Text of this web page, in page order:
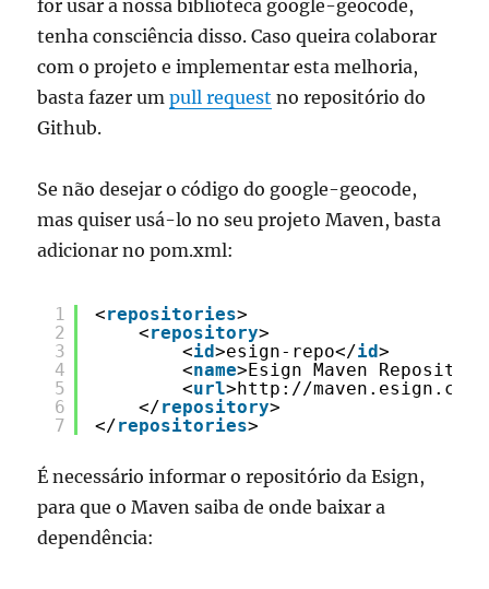
for usar a nossa biblioteca google-geocode,
tenha consciência disso. Caso queira colaborar
com o projeto e implementar esta melhoria,
basta fazer umpull request no repositório do
Github.
Se não desejar o código do google-geocode,
mas quiser usá-lo no seu projeto Maven, basta
adicionar no pom.xml:
1
2
3
4
5
6
7
<repositories>
<repository>
<id>esign-repo</id>
<name>Esign Maven
<url>http://
</repository>
</repositories>
É necessário informar o repositório da Esign,
para que o Maven saiba de onde baixar a
dependência: